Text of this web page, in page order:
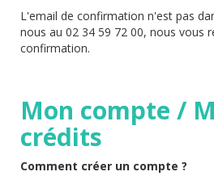
L'email de confirmation n'est pas
nous au 02 34 59 72 00, nous vous
confirmation.
Mon compte /
crédits
Comment créer un compte ?